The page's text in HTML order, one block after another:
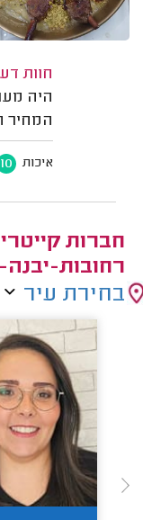
חוות
היה
המחיר
איכות 10
חברות
רחובות-
בחירת עיר